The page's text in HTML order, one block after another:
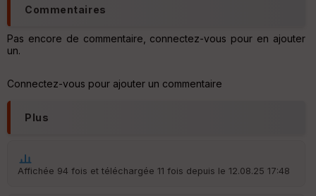
Commentaires
Pas encore de commentaire, connectez-vous pour en ajouter
un.
Connectez-vous pour ajouter un commentaire
Plus
Affichée 94 fois et téléchargée 11 fois depuis le 12.08.25 17:48